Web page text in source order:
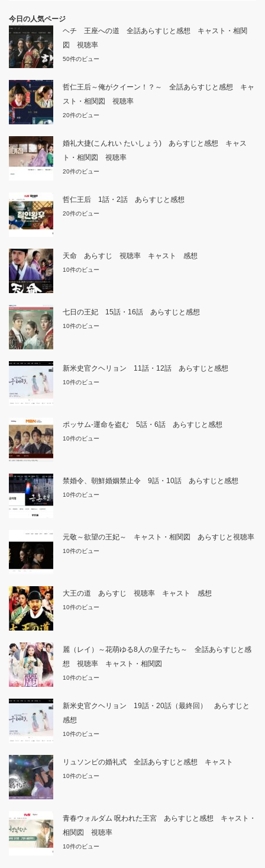
今日の人気ページ
ヘチ 王座への道 全話あらすじと感想 キャスト・相関
図 視聴率
50件のビュー
哲仁王后～俺がクイーン！？～ 全話あらすじと感想 キャ
スト・相関図 視聴率
20件のビュー
婚礼大捷(こんれい たいしょう) あらすじと感想 キャス
ト・相関図 視聴率
20件のビュー
哲仁王后 1話・2話 あらすじと感想
20件のビュー
天命 あらすじ 視聴率 キャスト 感想
10件のビュー
七日の王妃 15話・16話 あらすじと感想
10件のビュー
新米史官クヘリョン 11話・12話 あらすじと感想
10件のビュー
ポッサム-運命を盗む 5話・6話 あらすじと感想
10件のビュー
禁婚令、朝鮮婚姻禁止令 9話・10話 あらすじと感想
10件のビュー
元敬～欲望の王妃～ キャスト・相関図 あらすじと視聴率
10件のビュー
大王の道 あらすじ 視聴率 キャスト 感想
10件のビュー
麗（レイ）～花萌ゆる8人の皇子たち～ 全話あらすじと感
想 視聴率 キャスト・相関図
10件のビュー
新米史官クヘリョン 19話・20話（最終回） あらすじと
感想
10件のビュー
リュソンビの婚礼式 全話あらすじと感想 キャスト
10件のビュー
青春ウォルダム 呪われた王宮 あらすじと感想 キャスト・
相関図 視聴率
10件のビュー